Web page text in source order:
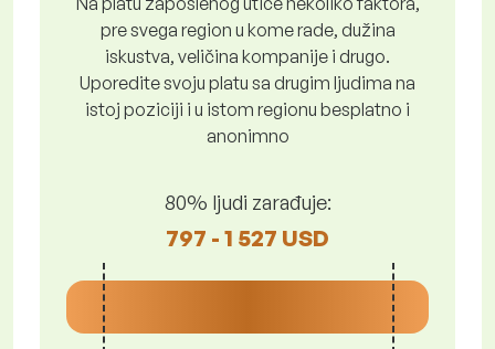
pre svega region u kome rade, dužina
iskustva, veličina kompanije i drugo.
Uporedite svoju platu sa drugim ljudima na
istoj poziciji i u istom regionu besplatno i
anonimno
80% ljudi zarađuje:
797 - 1 527 USD